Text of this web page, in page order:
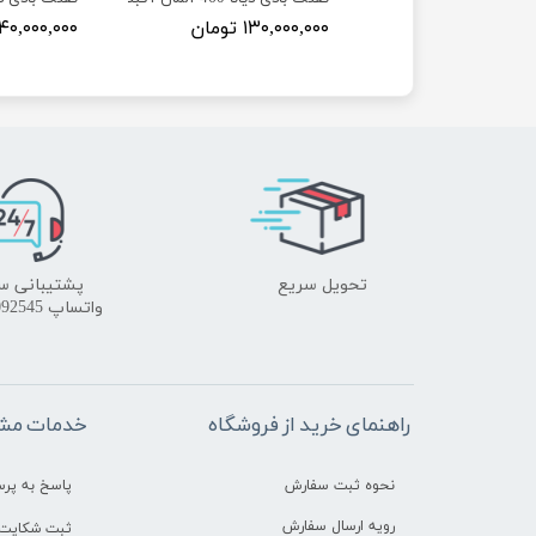
۱۴۰,۰۰۰,۰۰۰ ۱۳۰,۰۰۰,۰۰۰ تومان
تحویل سریع
پشتیبانی
واتساپ 09172092545
راهنمای خرید از فروشگاه
نحوه ثبت سفارش
رویه ارسال سفارش
خدمات
پاسخ به
ثبت